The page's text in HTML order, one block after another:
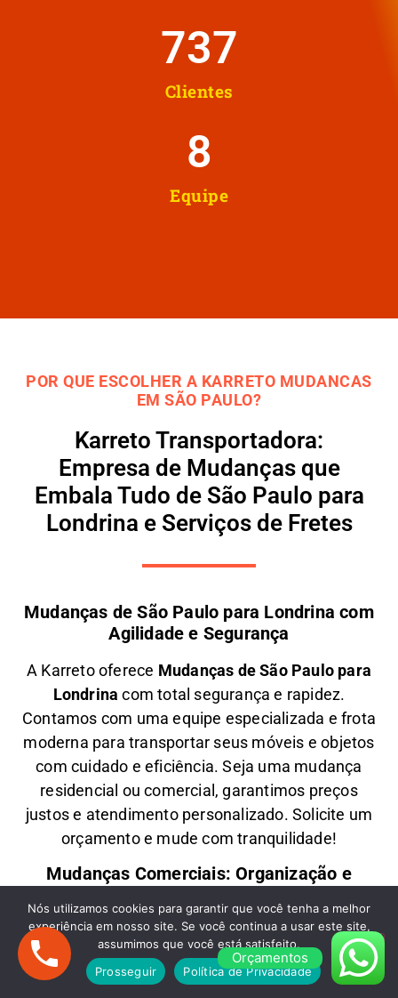
Clientes
737
Equipe
8
POR QUE ESCOLHER A KARRETO MUDANCAS
EM SÃO PAULO?
Karreto Transportadora:
Empresa de Mudanças que
Embala Tudo de São Paulo para
Londrina e Serviços de Fretes
Mudanças de São Paulo para Londrina com
Agilidade e Segurança
A Karretooferece Mudanças de São Paulo para
Londrina com total segurança e rapidez.
Contamos com uma equipe especializada e frota
moderna para transportar seus móveis e objetos
comcuidado e eficiência. Seja uma mudança
residencial ou comercial , garantimos preços
justos e atendimento personalizado. Solicite um
orçamento e mude com tranquilidade!
Mudanças Comerciais: Organização e
Precisa de umaMudança Comercialde São
Paulo para Londrina ? AKarretocuida de toda a
logística paraescritórios, lojas e empresas,
Orçamentos
Nós utilizamos cookies para garantir que você tenha a melhor
experiência em nosso site. Se você continua a usar este site,
assumimos que você está satisfeito.
Prosseguir
Política de Privacidade